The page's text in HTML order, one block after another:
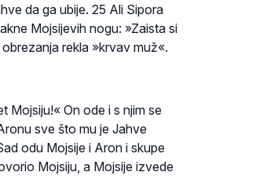
da ga ubije. 25 Ali Sipora
Mojsijevih nogu: »Zaista si
rekla »krvav muž«.
Mojsiju!« On ode i s njim se
sve što mu je Jahve
odu Mojsije i Aron i skupe
Mojsiju, a Mojsije izvede